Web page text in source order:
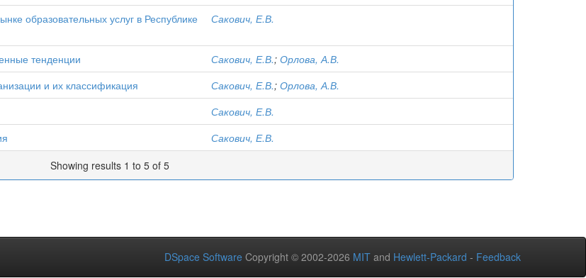
образовательных услуг в Республике
Сакович, Е.В.
тенденции Сакович, Е.В.; Орлова, А.В.
и их классификация Сакович, Е.В.; Орлова, А.В.
Сакович, Е.В.
Сакович, Е.В.
Showing results 1 to 5 of 5
DSpace Software Copyright © 2002-2026 MIT and Hewlett-Packard - Feedback